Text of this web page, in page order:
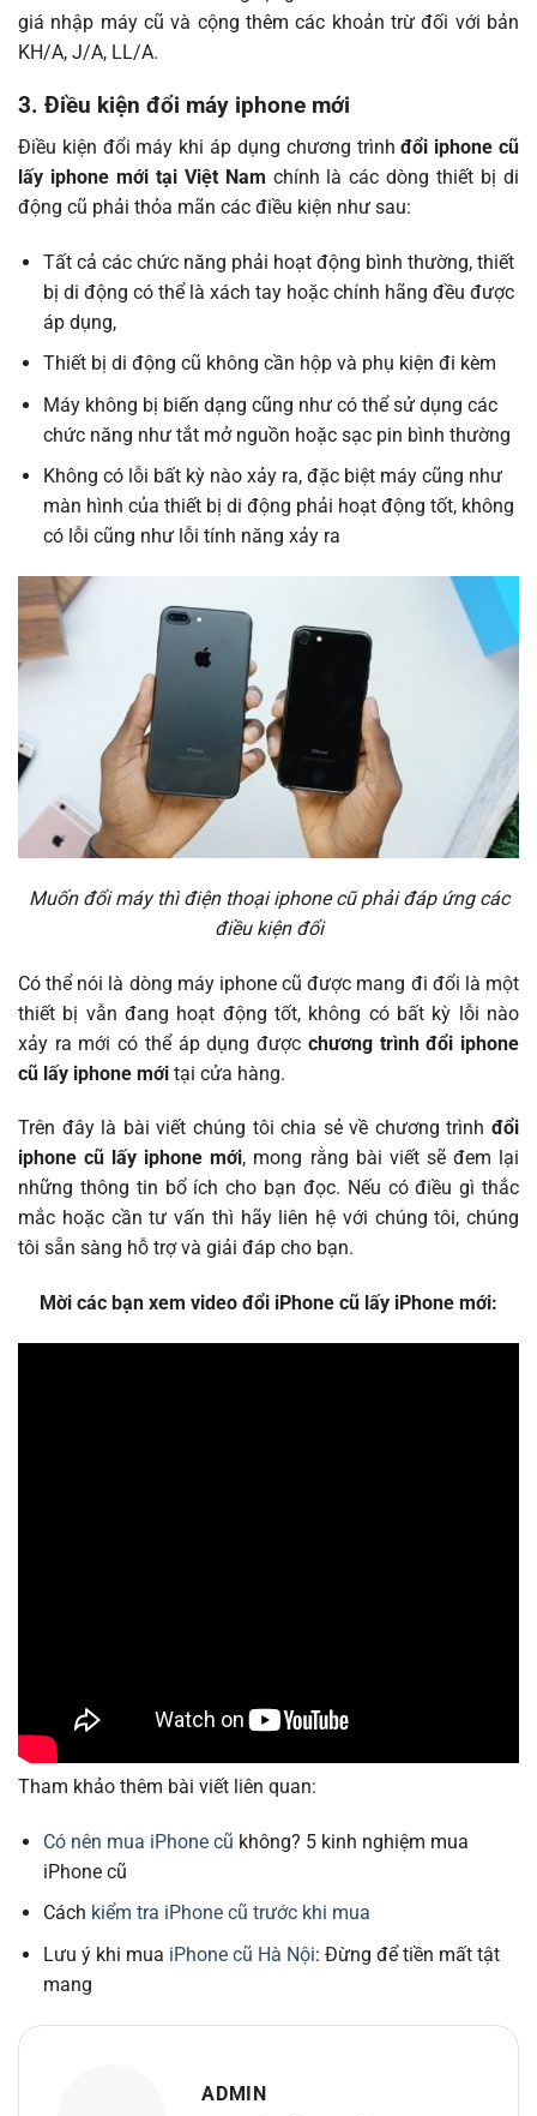
giá nhập máy cũ và cộng thêm các khoản trừ đối với bản
KH/A, J/A, LL/A.
3. Điều kiện đổi máy iphone mới
Điều kiện đổi máy khi áp dụng chương trìnhđổi iphone cũ
lấy iphone mới tại Việt Nam chính là các dòng thiết bị di
động cũ phải thỏa mãn các điều kiện như sau:
Tất cả các chức năng phải hoạt động bình thường, thiết
bị di động có thể là xách tay hoặc chính hãng đều được
áp dụng,
Thiết bị di động cũ không cần hộp và phụ kiện đi kèm
Máy không bị biến dạng cũng như có thể sử dụng các
chức năng như tắt mở nguồn hoặc sạc pin bình thường
Không có lỗi bất kỳ nào xảy ra, đặc biệt máy cũng như
màn hình của thiết bị di động phải hoạt động tốt, không
có lỗi cũng như lỗi tính năng xảy ra
Muốn đổi máy thì điện thoại iphone cũ phải đáp ứng các
điều kiện đổi
Có thể nói là dòng máy iphone cũ được mang đi đổi là một
thiết bị vẫn đang hoạt động tốt, không có bất kỳ lỗi nào
xảy ra mới có thể áp dụng được chương trình đổi iphone
cũ lấy iphone mới tại cửa hàng.
Trên đây là bài viết chúng tôi chia sẻ về chương trình đổi
iphone cũ lấy iphone mới, mong rằng bài viết sẽ đem lại
những thông tin bổ ích cho bạn đọc. Nếu có điều gì thắc
mắc hoặc cần tư vấn thì hãy liên hệ với chúng tôi, chúng
tôi sẵn sàng hỗ trợ và giải đáp cho bạn.
Mời các bạn xem video đổi iPhone cũ lấy iPhone mới:
Tham khảo thêm bài viết liên quan:
Có nên mua iPhone cũ không? 5 kinh nghiệm mua
iPhone cũ
Cách kiểm tra iPhone cũ trước khi mua
Lưu ý khi mua iPhone cũ Hà Nội: Đừng để tiền mất tật
mang
ADMIN